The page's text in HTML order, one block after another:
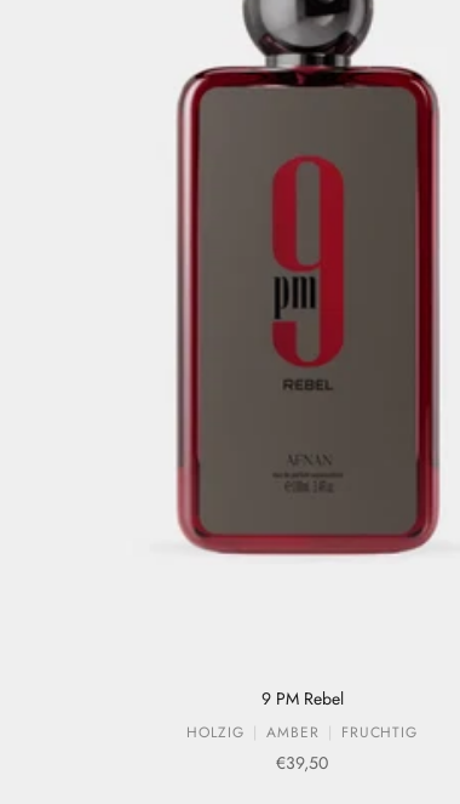
9 PM Rebel
HOLZIG AMBER FRUCHTIG
Verkaufspreis
€39,50